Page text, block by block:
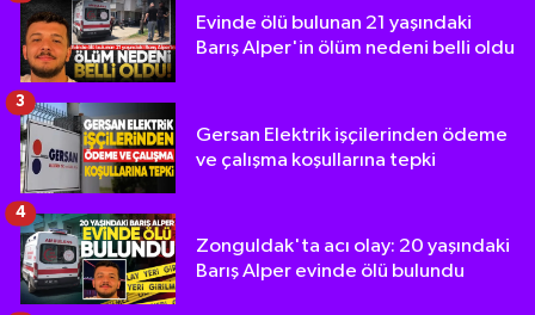
Evinde ölü bulunan 21 yaşındaki
Barış Alper'in ölüm nedeni belli oldu
Gersan Elektrik işçilerinden ödeme
ve çalışma koşullarına tepki
3
Zonguldak'ta acı olay: 20 yaşındaki
Barış Alper evinde ölü bulundu
4